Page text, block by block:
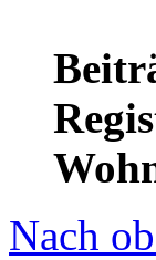
Nach